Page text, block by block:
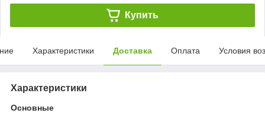
Купить
Характеристики Доставка Оплата Условия
Характеристики
Основные